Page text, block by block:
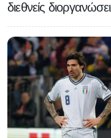
διεθνείς